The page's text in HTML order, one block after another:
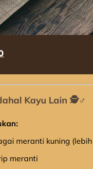
Kayu Lain 🕵️♂️
meranti kuning
meranti